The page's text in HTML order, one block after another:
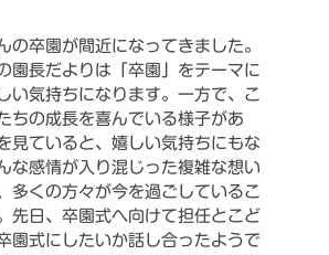
の卒園が間近になってきました。
園長だよりは「卒園」をテーマに
い気持ちになります。一方で、こ
ちの成長を喜んでいる様子があ
見ていると、嬉しい気持ちにもな
な感情が入り混じった複雑な想い
多くの方々が今を過ごしているこ
先日、卒園式へ向けて担任とこど
園式にしたいか話し合ったようで